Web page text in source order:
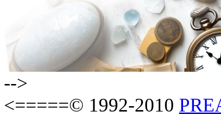
-->
<=====© 1992-2010